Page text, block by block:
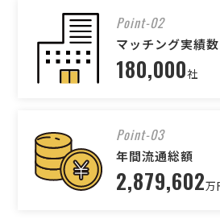
Point-02
マッチング実績数
180,000社
Point-03
年間流通総額
2,879,602万